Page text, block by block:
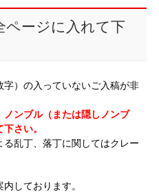
ページに入れて下
字）の入っていないご入稿が非
ンブル（または隠しノンブ
下さい。
る乱丁、落丁に関してはクレー
しております。